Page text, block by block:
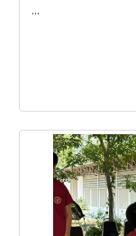
...